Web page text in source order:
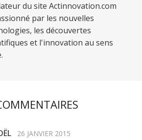
du site Actinnovation.com
par les nouvelles
les découvertes
et l'innovation au sens
26 JANVIER 2015